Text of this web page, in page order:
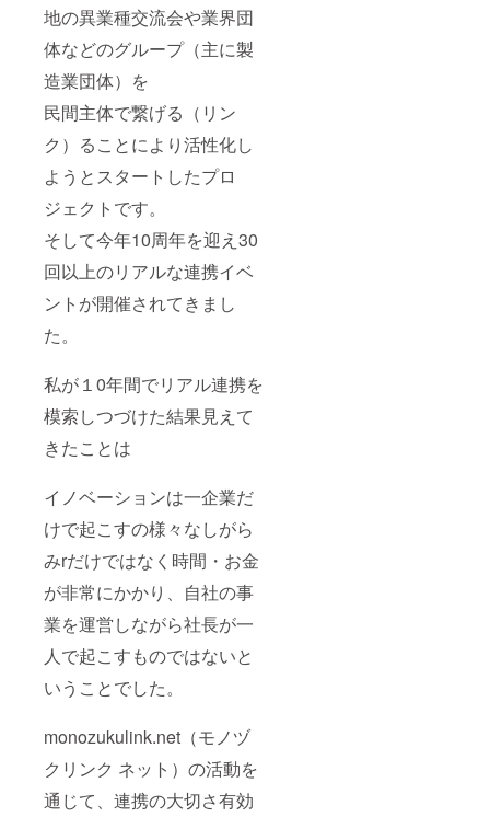
地の異業種交流会や業界団
体などのグループ（主に製
造業団体）を
民間主体で繋げる（リン
ク）ることにより活性化し
ようとスタートしたプロ
ジェクトです。
そして今年10周年を迎え30
回以上のリアルな連携イベ
ントが開催されてきまし
た。
私が１0年間でリアル連携を
模索しつづけた結果見えて
きたことは
イノベーションは一企業だ
けで起こすの様々なしがら
みrだけではなく時間・お金
が非常にかかり、自社の事
業を運営しながら社長が一
人で起こすものではないと
いうことでした。
monozukulink.net（モノヅ
クリンク ネット）の活動を
通じて、連携の大切さ有効